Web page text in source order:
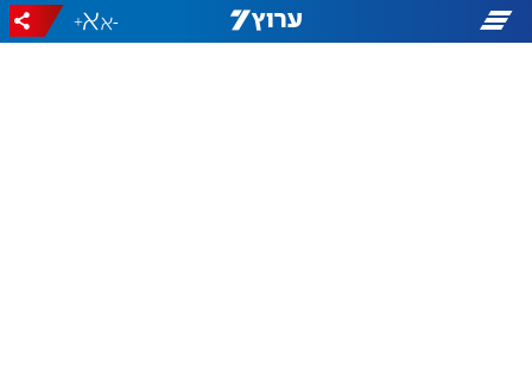
-
+